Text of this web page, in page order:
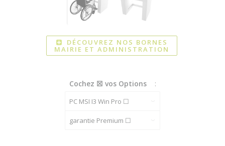
DÉCOUVREZ NOS BORNES
MAIRIE ET ADMINISTRATION
Cochez ☒ vos Options :